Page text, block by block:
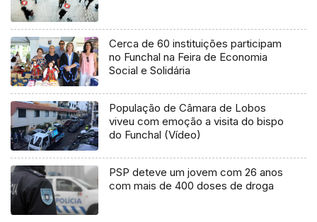
Cerca de 60 instituições participam
no Funchal na Feira de Economia
Social e Solidária
População de Câmara de Lobos
viveu com emoção a visita do bispo
do Funchal (Vídeo)
PSP deteve um jovem com 26 anos
com mais de 400 doses de droga